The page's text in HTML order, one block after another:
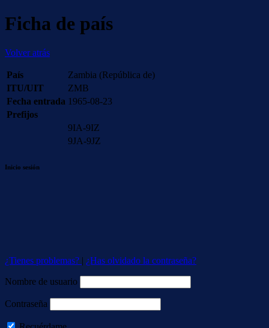
Ficha de país
Volver atrás
País
Zambia (República de)
ITU/UIT
ZMB
Fecha entrada 1965-08-23
Prefijos
9IA-9IZ
9JA-9JZ
Inicio sesión
¿Tienes problemas? | ¿Has olvidado la contraseña?
Nombre de usuario
Contraseña